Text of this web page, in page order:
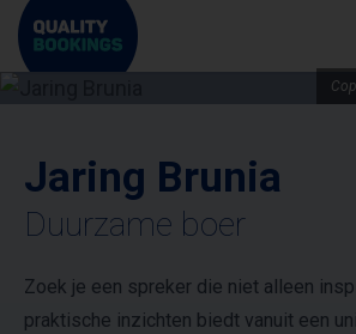
Jaring Brunia
Duurzame boer
Zoek je een spreker die niet alleen
praktische inzichten biedt vanuit een